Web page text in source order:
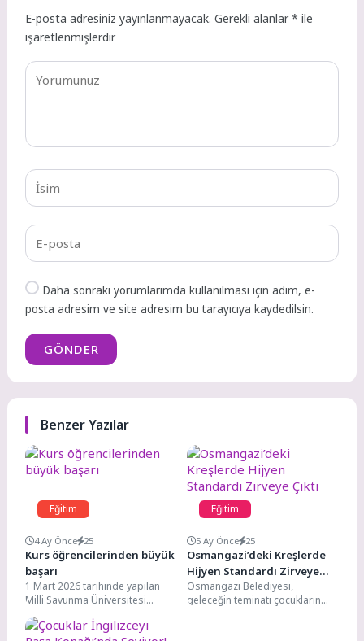
E-posta adresiniz yayınlanmayacak. Gerekli alanlar* ile
işaretlenmişlerdir
Daha sonraki yorumlarımda kullanılması için adım, e-
posta adresim ve site adresim bu tarayıcıya kaydedilsin.
GÖNDER
Benzer Yazılar
Eğitim
4 Ay Önce 25
Kurs öğrencilerinden büyük
başarı
1 Mart 2026 tarihinde yapılan
Milli Savunma Üniversitesi
sınavında, Kemer Belediyesi
Ahmet Erkal Destek Eğitim...
Eğitim
5 Ay Önce 25
Osmangazi’deki Kreşlerde
Hijyen Standardı Zirveye
Çıktı
Osmangazi Belediyesi,
geleceğin teminatı çocukların